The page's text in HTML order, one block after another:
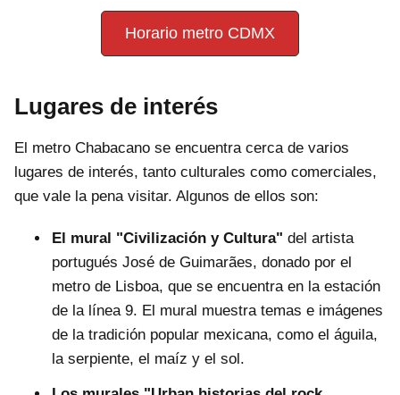
Horario metro CDMX
Lugares de interés
El metro Chabacano se encuentra cerca de varios
lugares de interés, tanto culturales como comerciales,
que vale la pena visitar. Algunos de ellos son:
El mural "Civilización y Cultura" del artista
portugués José de Guimarães, donado por el
metro de Lisboa, que se encuentra en la estación
de la línea 9. El mural muestra temas e imágenes
de la tradición popular mexicana, como el águila,
la serpiente, el maíz y el sol.